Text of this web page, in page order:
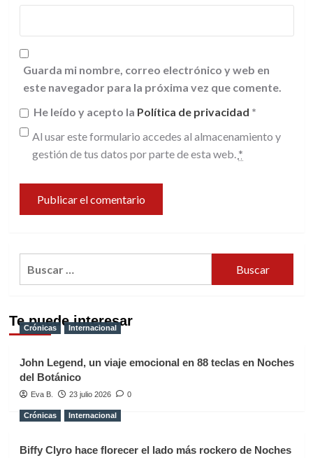
Guarda mi nombre, correo electrónico y web en
este navegador para la próxima vez que comente.
He leído y acepto la Política de privacidad *
Al usar este formulario accedes al almacenamiento y
gestión de tus datos por parte de esta web. *
Te puede interesar
Crónicas Internacional
John Legend, un viaje emocional en 88 teclas en Noches
del Botánico
Eva B. 23 julio 2026 0
Crónicas Internacional
Biffy Clyro hace florecer el lado más rockero de Noches